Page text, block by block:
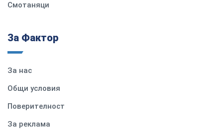
Смотаняци
За Фактор
За нас
Общи условия
Поверителност
За реклама